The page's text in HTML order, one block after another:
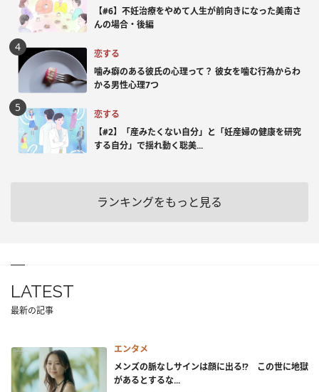
【#6】不妊治療をやめて人生が前向きになった美南さ
んの場合・後編
恋する
噛み癖のある彼氏の心理って？ 彼女を噛む行為からわ
かる男性心理7つ
恋する
【#2】「産みたくない自分」と「妊産婦の健康を研究
する自分」で揺れ動く聡美...
ランキングをもっと見る
LATEST
最新の記事
エンタメ
メンズの脈なしサインは顔に出る!? この世に地獄
があるとするな...